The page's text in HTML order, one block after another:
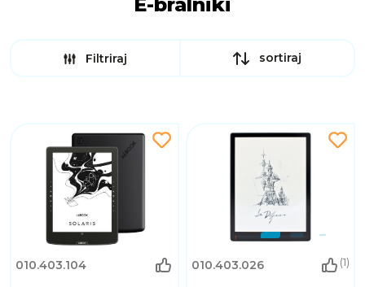
Filtriraj sortiraj
010.403.104 010.403.026 (1)